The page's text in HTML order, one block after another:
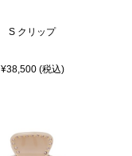
S クリップ
¥38,500 (税込)